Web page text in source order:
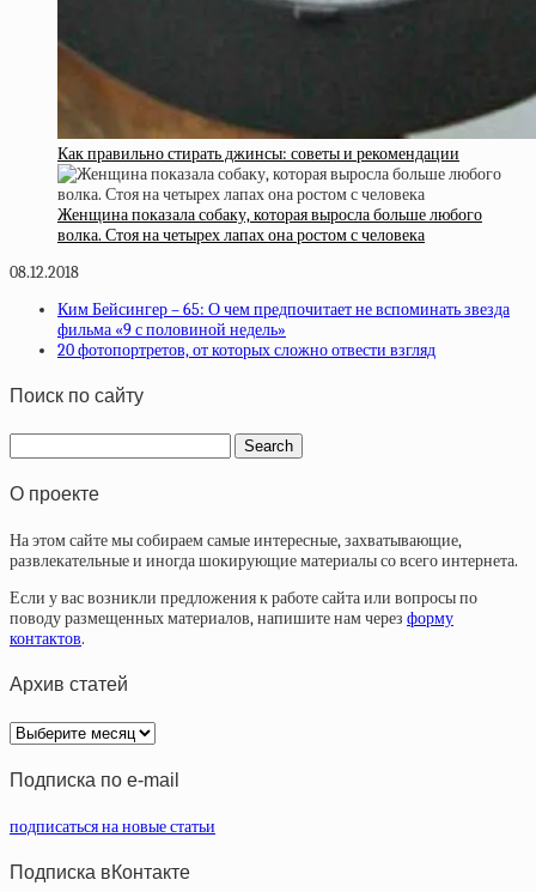
Как правильно стирать джинсы: советы и рекомендации
Женщина показала собаку, которая выросла больше любого
волка. Стоя на четырех лапах она ростом с человека
08.12.2018
Ким Бейсингер – 65: О чем предпочитает не вспоминать звезда
фильма «9 с половиной недель»
20 фотопортретов, от которых сложно отвести взгляд
Поиск по сайту
О проекте
На этом сайте мы собираем самые интересные, захватывающие,
развлекательные и иногда шокирующие материалы со всего интернета.
Если у вас возникли предложения к работе сайта или вопросы по
поводу размещенных материалов, напишите нам через форму
контактов.
Архив статей
Архив
статей
Подписка по e-mail
подписаться на новые статьи
Подписка вКонтакте